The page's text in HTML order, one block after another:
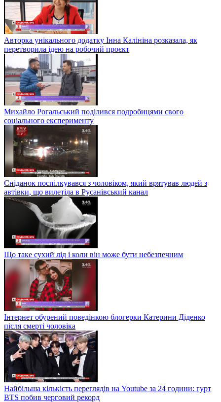
Авторка унікального додатку Інна Калініна розказала, як
перетворила ідею на робочий проєкт
Михайло Рогальський поділився подробицями свого
соціального експерименту
Сніданок поспілкувався з чоловіком, який врятував людей з
автівки, що вилетіла в Русанівський канал
Що таке сухий лід і коли він може бути небезпечним
Інтернет обурений поведінкою блогерки Катерини Діденко
після смерті чоловіка
Найбільша кількість переглядів на Youtube за 24 години: гурт
BTS побив черговий рекорд